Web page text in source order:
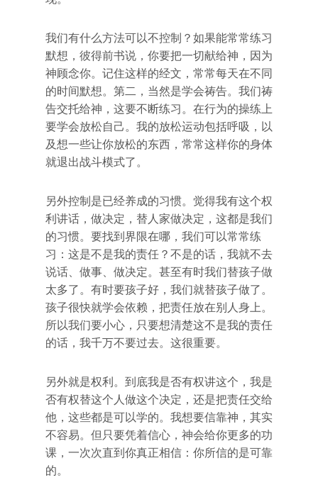
我们有什么方法可以不控制？如果能常常练习
默想，彼得前书说，你要把一切献给神，因为
神顾念你。记住这样的经文，常常每天在不同
的时间默想。第二，当然是学会祷告。我们祷
告交托给神，这要不断练习。在行为的操练上
要学会放松自己。我的放松运动包括呼吸，以
及想一些让你放松的东西，常常这样你的身体
就退出战斗模式了。
另外控制是已经养成的习惯。觉得我有这个权
利讲话，做决定，替人家做决定，这都是我们
的习惯。要找到界限在哪，我们可以常常练
习：这是不是我的责任？不是的话，我就不去
说话、做事、做决定。甚至有时我们替孩子做
太多了。有时要孩子好，我们就替孩子做了。
孩子很快就学会依赖，把责任放在别人身上。
所以我们要小心，只要想清楚这不是我的责任
的话，我千万不要过去。这很重要。
另外就是权利。到底我是否有权讲这个，我是
否有权替这个人做这个决定，还是把责任交给
他，这些都是可以学的。我想要信靠神，其实
不容易。但只要凭着信心，神会给你更多的功
课，一次次直到你真正相信：你所信的是可靠
的。